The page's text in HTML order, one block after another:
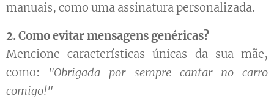
manuais, como uma assinatura personalizada.
2. Como evitar mensagens genéricas?
Mencione características únicas da sua mãe,
como: "Obrigada por sempre cantar no carro
comigo!"